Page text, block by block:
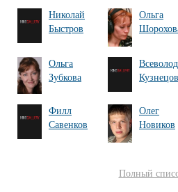
Николай
Быстров
Ольга
Ольга
Зубкова
Всеволод
Кузнецов
Филл
Савенков
Олег
Новиков
Полный